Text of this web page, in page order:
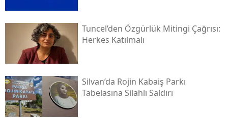
Tuncel’den Özgürlük Mitingi Çağrısı:
Herkes Katılmalı
Silvan’da Rojin Kabaiş Parkı
Tabelasına Silahlı Saldırı